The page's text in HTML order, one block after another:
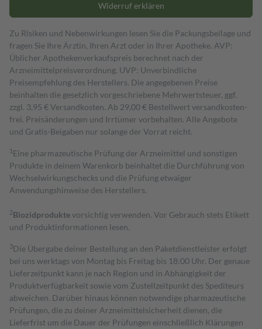
Widerruf erklären
Zu Risiken und Nebenwirkungen lesen Sie die Packungsbeilage und
fragen Sie Ihre Ärztin, Ihren Arzt oder in Ihrer Apotheke. AVP:
Üblicher Apothekenverkaufspreis berechnet nach der
Arzneimittelpreisverordnung. UVP: Unverbindliche
Preisempfehlung des Herstellers. Die angegebenen Preise
beinhalten die gesetzlich vorgeschriebene Mehrwertsteuer, ggf.
zzgl. 3,95 € Versandkosten. Ab 29,00 € Bestell­wert versand­kosten­
frei. Preisänderungen und Irrtümer vorbehalten. Alle Angebote
und Gratis-Beigaben nur solange der Vorrat reicht.
1 Eine pharmazeutische Prüfung der Arzneimittel und sonstigen
Produkte in deinem Warenkorb beinhaltet die Durchführung von
Wechselwirkungschecks und die Prüfung etwaiger
Anwendungshinweise des Herstellers.
2Biozidproduktevorsichtig verwenden. Vor Gebrauch stets Etikett
und Produktinformationen lesen.
3Die Übergabe deiner Bestellung an den Paketdienstleister erfolgt
bei uns werktags von Montag bis Freitag bis 18:00 Uhr. Der genaue
Lieferzeitpunkt kann je nach Region und in Abhängigkeit der
Produktverfügbarkeit sowie vom Zustellzeitpunkt des Spediteurs
abweichen. Darüber hinaus können notwendige pharmazeutische
Prüfungen, die zu deiner Arzneimittelsicherheit dienen, die
Lieferfrist um die Dauer der Prüfungen einschließlich Klärungen